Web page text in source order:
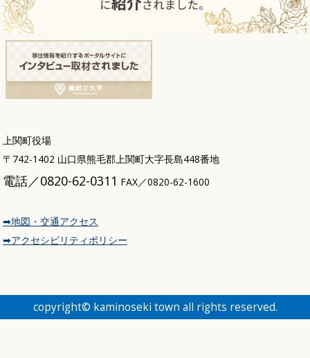
上関町役場
〒742-1402 山口県熊毛郡上関町大字長島448番地
電話／0820-62-0311 FAX／0820-62-1600
➡地図・交通アクセス
➡アクセシビリティポリシー
copyright© kaminoseki town all rights reserved.